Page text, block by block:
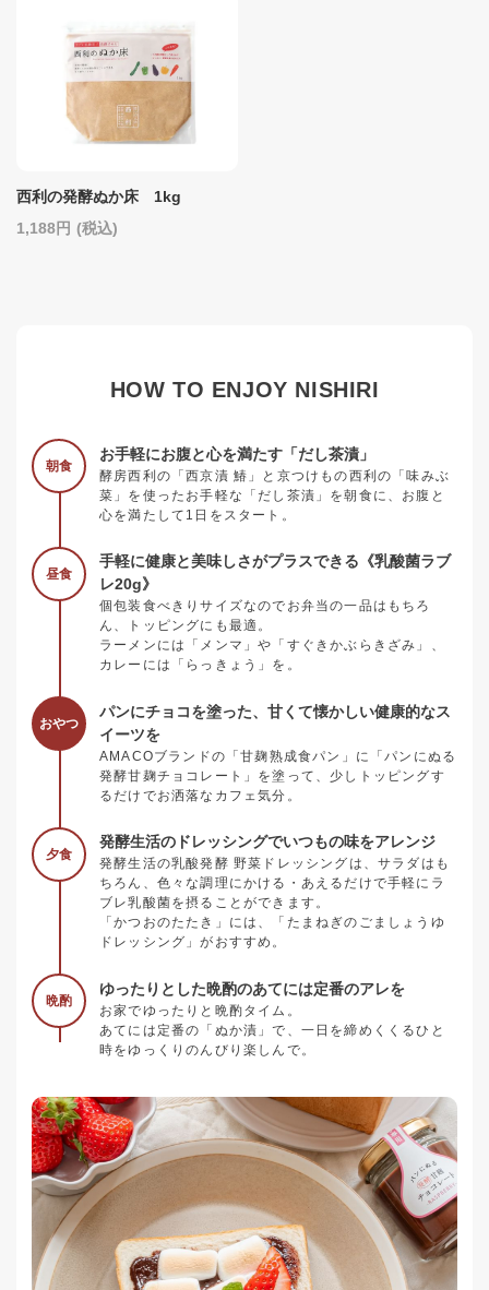
西利の発酵ぬか床 1kg
1,188
(税込)
HOW TO ENJOY NISHIRI
朝食
お手軽にお腹と心を満たす「だし茶漬」
酵房西利の「西京漬 鰆」と京つけもの西利の「味みぶ
菜」を使ったお手軽な「だし茶漬」を朝食に、お腹と
心を満たして1日をスタート。
昼食
手軽に健康と美味しさがプラスできる《乳酸菌ラブ
レ20g》
個包装食べきりサイズなのでお弁当の一品はもちろ
ん、トッピングにも最適。
ラーメンには「メンマ」や「すぐきかぶらきざみ」、
カレーには「らっきょう」を。
おやつ
パンにチョコを塗った、甘くて懐かしい健康的なス
イーツを
AMACOブランドの「甘麹熟成食パン」に「パンにぬる
発酵甘麹チョコレート」を塗って、少しトッピングす
るだけでお洒落なカフェ気分。
夕食
発酵生活のドレッシングでいつもの味をアレンジ
発酵生活の乳酸発酵 野菜ドレッシングは、サラダはも
ちろん、色々な調理にかける・あえるだけで手軽にラ
ブレ乳酸菌を摂ることができます。
「かつおのたたき」には、「たまねぎのごましょうゆ
ドレッシング」がおすすめ。
晩酌
ゆったりとした晩酌のあてには定番のアレを
お家でゆったりと晩酌タイム。
あてには定番の「ぬか漬」で、一日を締めくくるひと
時をゆっくりのんびり楽しんで。